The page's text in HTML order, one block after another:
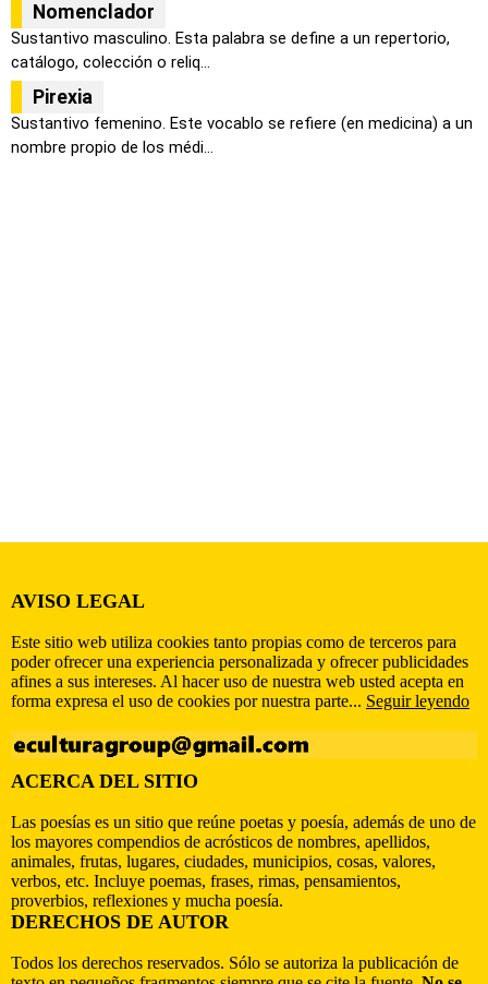
Nomenclador
Sustantivo masculino. Esta palabra se define a un repertorio,
catálogo, colección o reliq...
Pirexia
Sustantivo femenino. Este vocablo se refiere (en medicina) a un
nombre propio de los médi...
AVISO LEGAL
Este sitio web utiliza cookies tanto propias como de terceros para
poder ofrecer una experiencia personalizada y ofrecer publicidades
afines a sus intereses. Al hacer uso de nuestra web usted acepta en
forma expresa el uso de cookies por nuestra parte... Seguir leyendo
ACERCA DEL SITIO
Las poesías es un sitio que reúne poetas y poesía, además de uno de
los mayores compendios de acrósticos de nombres, apellidos,
animales, frutas, lugares, ciudades, municipios, cosas, valores,
verbos, etc. Incluye poemas, frases, rimas, pensamientos,
proverbios, reflexiones y mucha poesía.
DERECHOS DE AUTOR
Todos los derechos reservados. Sólo se autoriza la publicación de